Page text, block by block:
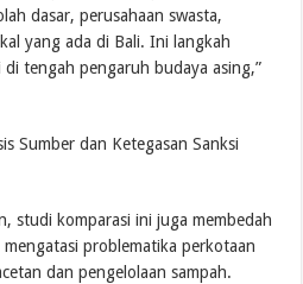
dasar, perusahaan swasta,
yang ada di Bali. Ini langkah
tengah pengaruh budaya asing,”
Sumber dan Ketegasan Sanksi
studi komparasi ini juga membedah
problematika perkotaan
dan pengelolaan sampah.